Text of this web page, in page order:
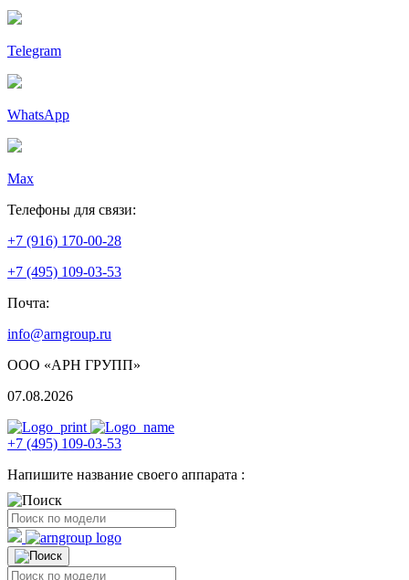
Telegram
WhatsApp
Max
Телефоны для связи:
+7 (916) 170-00-28
+7 (495) 109-03-53
Почта:
info@arngroup.ru
ООО «АРН ГРУПП»
07.08.2026
+7 (495) 109-03-53
Напишите название своего аппарата :